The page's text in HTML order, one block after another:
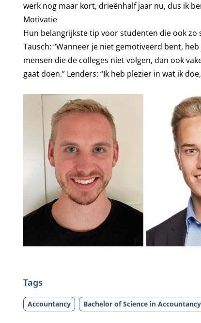
werk nog maar kort, drieënhalf jaar nu, dus ik
Motivatie
Hun belangrijkste tip voor studenten die ook zo
Tausch: “Wanneer je niet gemotiveerd bent,
mensen die de colleges niet volgen, dan ook
gaat doen.” Lenders: “Ik heb plezier in wat ik
Tags
Accountancy Bachelor of Science in Accountancy